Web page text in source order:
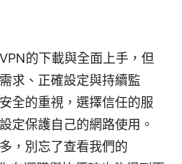
的下載與全面上手，但
求、正確設定與持續監
全的重視，選擇信任的服
定保護自己的網路使用。
，別忘了查看我們的